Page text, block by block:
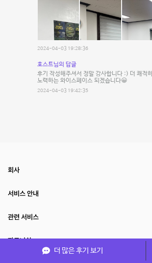
2024-04-03 19:28:36
호스트님의 답글
후기 작성해주셔서 정말 감사합니다 :) 더 쾌적
노력하는 와이스페이스 되겠습니다😀
2024-04-03 19:42:35
더 많은 후기 보기
회사
서비스 안내
관련 서비스
파트너쉽